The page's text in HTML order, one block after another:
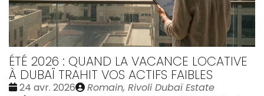
ÉTÉ 2026 : QUAND LA VACANCE LOCATIVE
À DUBAÏ TRAHIT VOS ACTIFS FAIBLES
Date
24 avr. 2026
Publié
Romain, Rivoli Dubaï Estate